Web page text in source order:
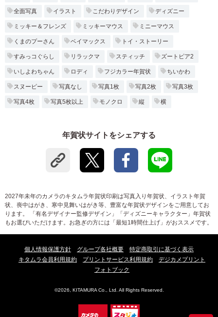
全面写真 イラスト こだわりデザイン ディズニー
ミッキー＆フレンズ ミッキーマウス ミニーマウス
くまのプーさん ベイマックス トイ・ストーリー
すみっコぐらし リラックマ スティッチ ズートピア2
いしよわちゃん ロディ フジカラー年賀状 ちいかわ
スヌーピー 写真なし 写真1枚 写真2枚 写真3枚
写真4枚 写真5枚以上 モノクロ 縦 横
年賀状サイトをシェアする
2027年未年のカメラのキタムラ年賀状印刷は写真入り年賀状、イラスト年賀
状、喪中はがき、寒中見舞いはがき等、豊富な年賀状デザインをご用意してお
ります。 「有名デザイナー監修デザイン」「ディズニーキャラクター」年賀状
もお選びいただけます。お急ぎの方には「最短1時間仕上げ」がおススメです。
個人情報保護方針 グループ各社概要
特定商取引に基づく表示
キタムラ会員利用規約
プリントサービス利用規約
デジカメプリント
フォトブック
©2026, KITAMURA Co., Ltd. All Rights Reserved.